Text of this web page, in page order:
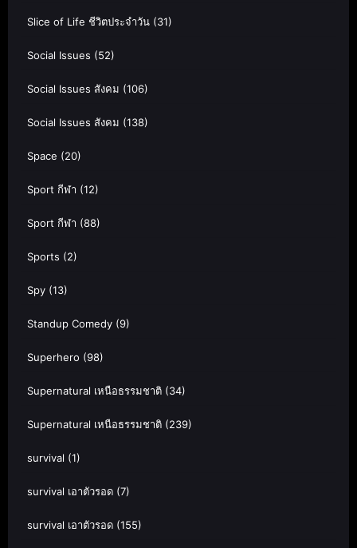
Slice of Life ชีวิตประจำวัน (31)
Social Issues (52)
Social Issues สังคม (106)
Social Issues สังคม (138)
Space (20)
Sport กีฬา (12)
Sport กีฬา (88)
Sports (2)
Spy (13)
Standup Comedy (9)
Superhero (98)
Supernatural เหนือธรรมชาติ (34)
Supernatural เหนือธรรมชาติ (239)
survival (1)
survival เอาตัวรอด (7)
survival เอาตัวรอด (155)